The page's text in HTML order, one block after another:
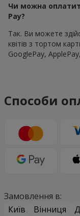
Чи можна
Pay?
Так. Ви можете
квітів з тортом
GooglePay,
Способи
Замовлення в:
Київ
Вінниця